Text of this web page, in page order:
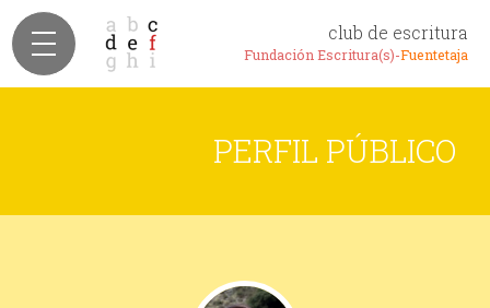
club de escritura
Fundación Escritura(s)-Fuentetaja
PERFIL PÚBLICO